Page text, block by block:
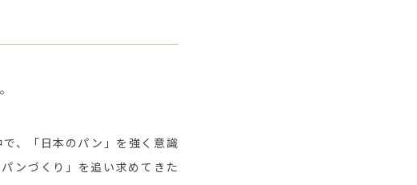
、「日本のパン」を強く意識
ンづくり」を追い求めてきた